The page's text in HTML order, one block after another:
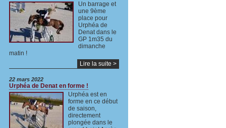
Un barrage et
une 9ème
place pour
Urphéa de
Denat dans le
GP 1m35 du
dimanche
matin !
Lire la suite >
22 mars 2022
Urphéa de Denat en forme !
Urphéa est en
forme en ce début
de saison,
directement
plongée dans le